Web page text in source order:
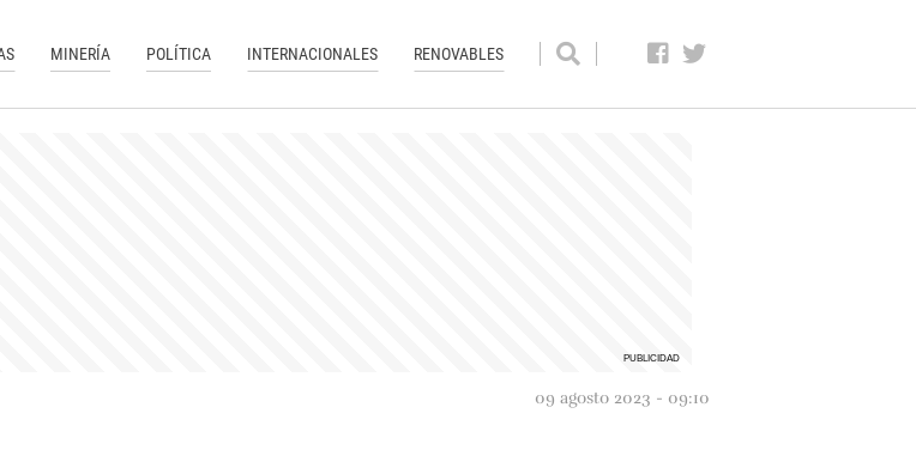
MINERÍA POLÍTICA INTERNACIONALES RENOVABLES
09 agosto 2023 - 09:10